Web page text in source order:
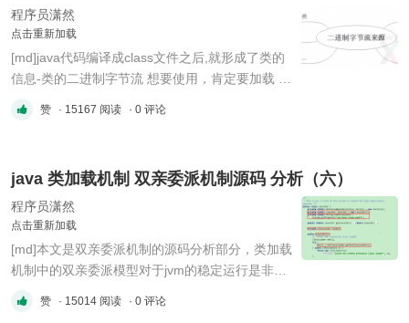
自动的垃圾回收机制，也就是上图中 ...
程序员潇然
点击重新加载
[md]java代码编译成class文件之后,就形成了类的
信息-类的二进制字节流 想要使用，肯定要加载 !
(data/attachment/forum/202211/08/151537fvpb9
552kcvbpeha.png?imageMogr2/a ...
赞 · 15167 阅读 · 0 评论
java 类加载机制 双亲委派机制源码 分析（六）
程序员潇然
点击重新加载
[md]本文是双亲委派机制的源码分析部分，类加载
机制中的双亲委派模型对于jvm的稳定运行是非常
赞 · 15014 阅读 · 0 评论